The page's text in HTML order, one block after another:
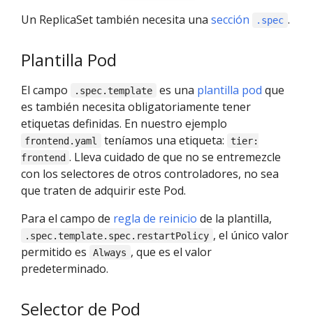
Un ReplicaSet también necesita una sección .spec .
Plantilla Pod
El campo .spec.template es una plantilla pod que
es también necesita obligatoriamente tener
etiquetas definidas. En nuestro ejemplo
frontend.yaml teníamos una etiqueta:
tier:
frontend . Lleva cuidado de que no se entremezcle
con los selectores de otros controladores, no sea
que traten de adquirir este Pod.
Para el campo de regla de reinicio de la plantilla,
.spec.template.spec.restartPolicy , el único valor
permitido es
Always , que es el valor
predeterminado.
Selector de Pod